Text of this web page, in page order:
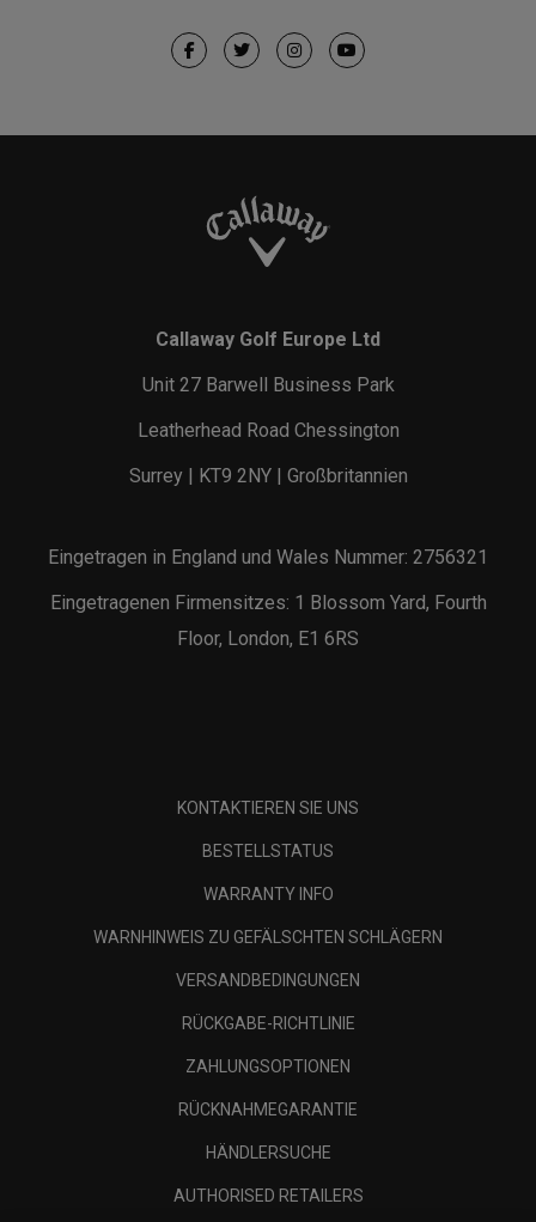
Callaway Golf Europe Ltd
Unit 27 Barwell Business Park
Leatherhead Road Chessington
Surrey | KT9 2NY | Großbritannien
Eingetragen in England und Wales Nummer: 2756321
Eingetragenen Firmensitzes: 1 Blossom Yard, Fourth
Floor, London, E1 6RS
KONTAKTIEREN SIE UNS
BESTELLSTATUS
WARRANTY INFO
WARNHINWEIS ZU GEFÄLSCHTEN SCHLÄGERN
VERSANDBEDINGUNGEN
RÜCKGABE-RICHTLINIE
ZAHLUNGSOPTIONEN
RÜCKNAHMEGARANTIE
HÄNDLERSUCHE
AUTHORISED RETAILERS